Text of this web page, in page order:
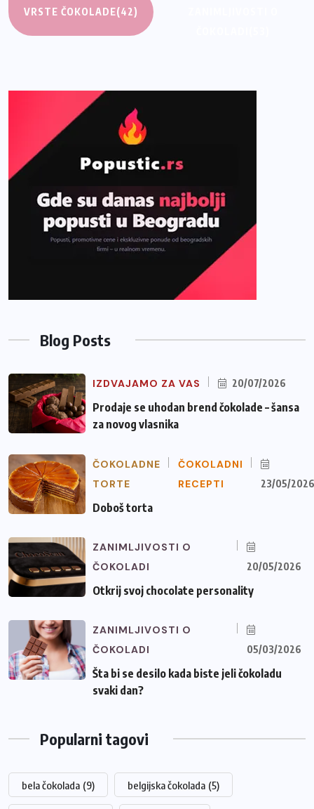
VRSTE ČOKOLADE(42)
Blog Posts
IZDVAJAMO ZA VAS 20/07/2026
Prodaje se uhodan brend čokolade – šansa
za novog vlasnika
ČOKOLADNE
TORTE
ČOKOLADNI
RECEPTI
23/05/2026
Doboš torta
ZANIMLJIVOSTI O
ČOKOLADI
20/05/2026
Otkrij svoj chocolate personality
ZANIMLJIVOSTI O
ČOKOLADI
05/03/2026
Šta bi se desilo kada biste jeli čokoladu
svaki dan?
Popularni tagovi
bela čokolada (9) belgijska čokolada (5)